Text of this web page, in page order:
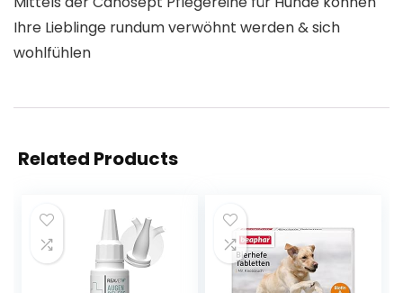
Ihre Lieblinge rundum verwöhnt werden & sich
wohlfühlen
Related Products